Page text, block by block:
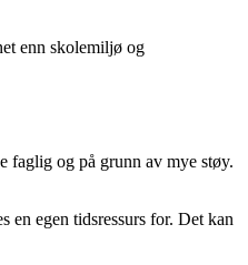
enn skolemiljø og
faglig og på grunn av mye støy.
egen tidsressurs for. Det kan